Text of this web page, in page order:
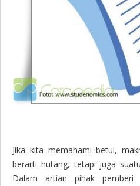
Jika kita memahami betul,
berarti hutang, tetapi juga
Dalam artian pihak pemberi